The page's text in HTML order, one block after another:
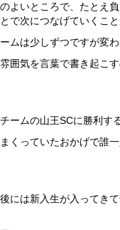
よいところで、たとえ
で次につなげていくこと
ムは少しずつですが変わ
囲気を言葉で書き起こ
ームの山王SCに勝利す
くっていたおかげで誰
には新入生が入ってき